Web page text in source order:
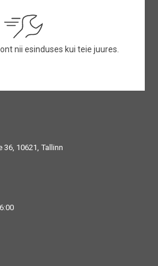
nii esinduses kui teie juures.
10621, Tallinn